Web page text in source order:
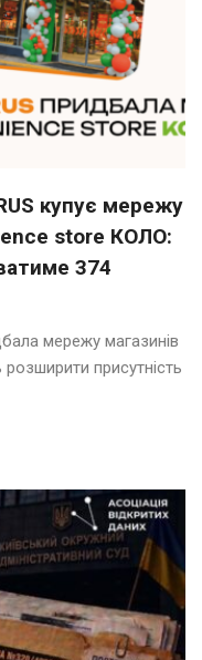
купує мережу
store КОЛО:
374
мережу магазинів
присутність